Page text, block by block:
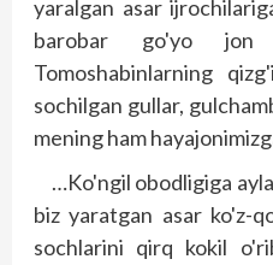
yaralgan asar
barobar go'yo
Tomoshabinlarning
sochilgan gullar,
mening ham
…Ko'ngil obodligiga
biz yaratgan asar ko'z-
sochlarini qirq kokil